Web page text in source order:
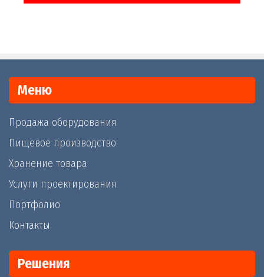
Меню
Продажа оборудования
Пищевое производство
Хранение товара
Услуги проектирования
Портфолио
Контакты
Решения